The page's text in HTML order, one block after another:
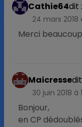
Cathie64dit :
24 mars 2018
Merci
Maicresse
30 juin 2018 à
Bonjour,
en CP